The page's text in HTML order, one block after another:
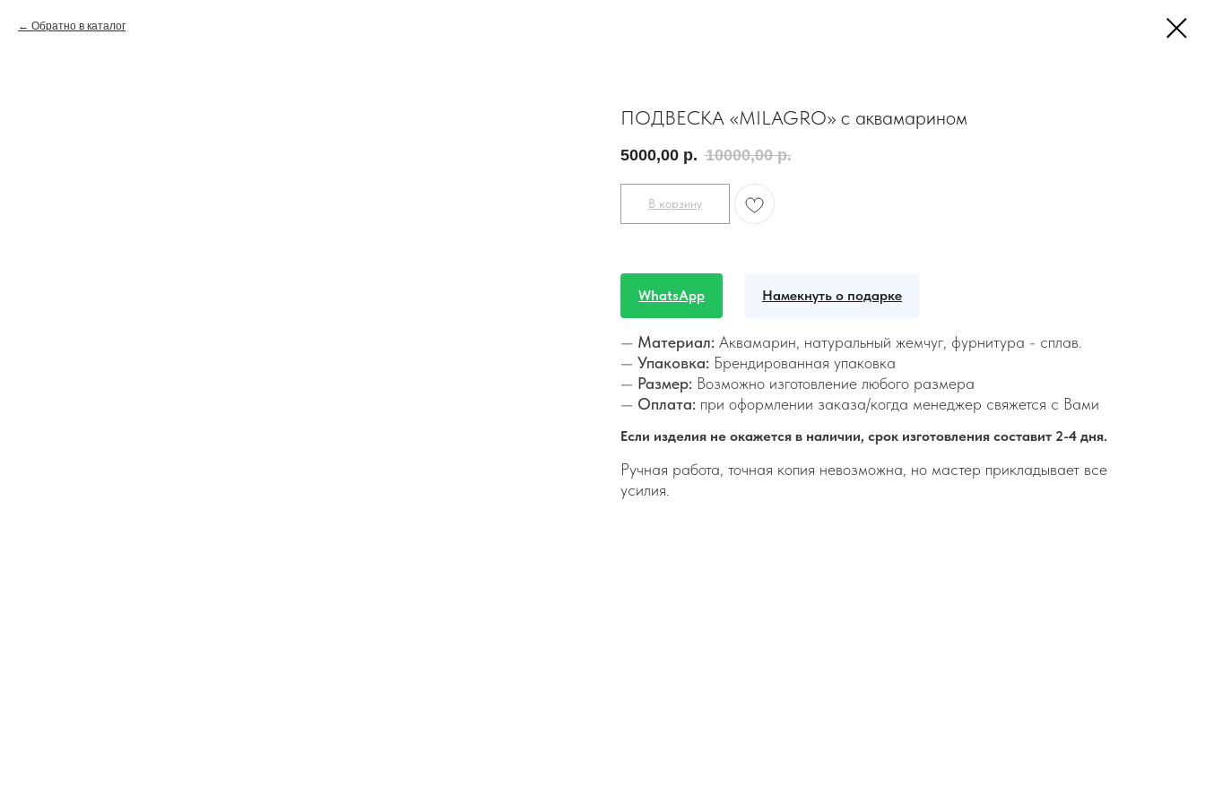
Обратно в каталог
ПОДВЕСКА «MILAGRO» с аквамарином
5000,00 р. 10000,00 р.
В корзину
WhatsApp Намекнуть о подарке
— Материал: Аквамарин, натуральный жемчуг, фурнитура - сплав.
— Упаковка: Брендированная упаковка
— Размер: Возможно изготовление любого размера
— Оплата: при оформлении заказа/когда менеджер свяжется с Вами
Если изделия не окажется в наличии, срок изготовления составит 2-4 дня.
Ручная работа, точная копия невозможна, но мастер прикладывает все
усилия.